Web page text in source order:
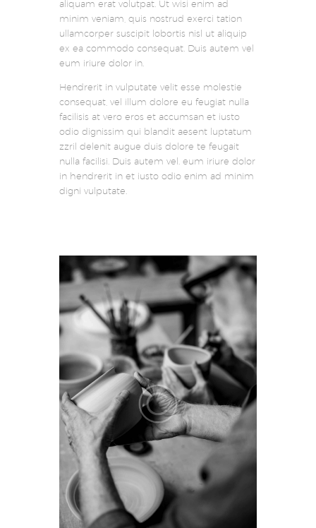
aliquam erat volutpat. Ut wisi enim ad
minim veniam, quis nostrud exerci tation
ullamcorper suscipit lobortis nisl ut aliquip
ex ea commodo consequat. Duis autem vel
eum iriure dolor in.
Hendrerit in vulputate velit esse molestie
consequat, vel illum dolore eu feugiat nulla
facilisis at vero eros et accumsan et iusto
odio dignissim qui blandit aesent luptatum
zzril delenit augue duis dolore te feugait
nulla facilisi. Duis autem vel. eum iriure dolor
in hendrerit in et iusto odio enim ad minim
digni vulputate.